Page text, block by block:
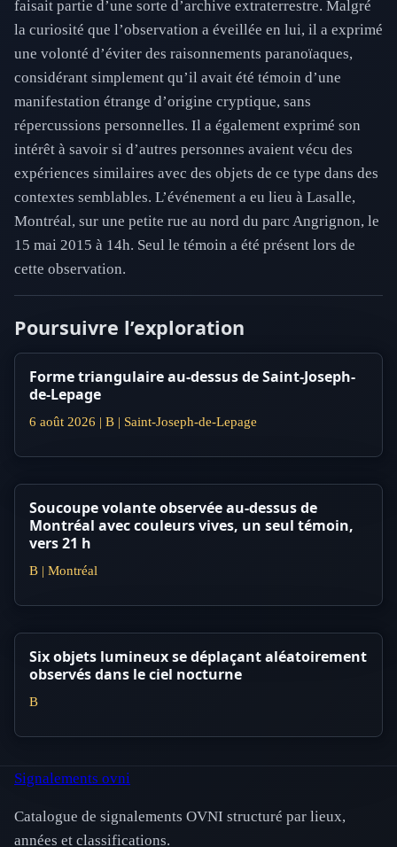
faisait partie d’une sorte d’archive extraterrestre. Malgré
la curiosité que l’observation a éveillée en lui, il a exprimé
une volonté d’éviter des raisonnements paranoïaques,
considérant simplement qu’il avait été témoin d’une
manifestation étrange d’origine cryptique, sans
répercussions personnelles. Il a également exprimé son
intérêt à savoir si d’autres personnes avaient vécu des
expériences similaires avec des objets de ce type dans des
contextes semblables. L’événement a eu lieu à Lasalle,
Montréal, sur une petite rue au nord du parc Angrignon, le
15 mai 2015 à 14h. Seul le témoin a été présent lors de
cette observation.
Poursuivre l’exploration
Forme triangulaire au-dessus de Saint-Joseph-
de-Lepage
6 août 2026 | B | Saint-Joseph-de-Lepage
Soucoupe volante observée au-dessus de
Montréal avec couleurs vives, un seul témoin,
vers 21 h
B | Montréal
Six objets lumineux se déplaçant aléatoirement
observés dans le ciel nocturne
B
Signalements ovni
Catalogue de signalements OVNI structuré par lieux,
années et classifications.